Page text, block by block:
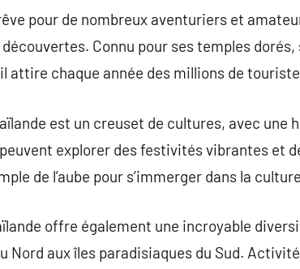
pour de nombreux aventuriers et
Connu pour ses temples
attire chaque année des millions de
est un creuset de cultures, avec une
explorer des festivités vibrantes et
de l’aube pour s’immerger dans la
offre également une incroyable
Nord aux îles paradisiaques du Sud.